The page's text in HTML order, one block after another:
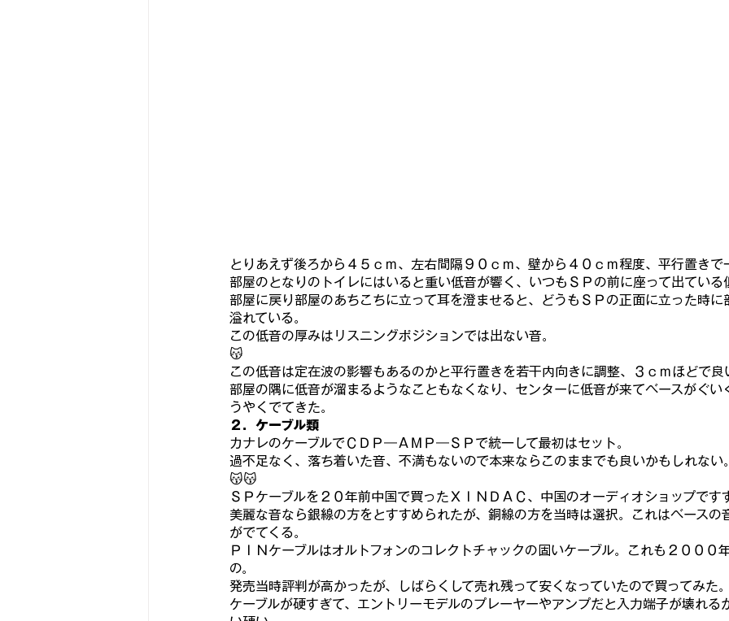
とりあえず後ろから４５ｃｍ、左右間隔９０ｃｍ、壁から４０ｃｍ程度、平行置きで
部屋のとなりのトイレにはいると重い低音が響く、いつもＳＰの前に座って出ている
部屋に戻り部屋のあちこちに立って耳を澄ませると、どうもＳＰの正面に立った時に
溢れている。
この低音の厚みはリスニングポジションでは出ない音。
😽
この低音は定在波の影響もあるのかと平行置きを若干内向きに調整、３ｃｍほどで良
部屋の隅に低音が溜まるようなこともなくなり、センターに低音が来てベースがぐい
うやくでてきた。
２．ケーブル類
カナレのケーブルでＣＤＰ―ＡＭＰ―ＳＰで統一して最初はセット。
過不足なく、落ち着いた音、不満もないので本来ならこのままでも良いかもしれない
😽😽
ＳＰケーブルを２０年前中国で買ったＸＩＮＤＡＣ、中国のオーディオショップです
美麗な音なら銀線の方をとすすめられたが、銅線の方を当時は選択。これはベースの
がでてくる。
ＰＩＮケーブルはオルトフォンのコレクトチャックの固いケーブル。これも２０００
の。
発売当時評判が高かったが、しばらくして売れ残って安くなっていたので買ってみた
ケーブルが硬すぎて、エントリーモデルのプレーヤーやアンプだと入力端子が壊れる